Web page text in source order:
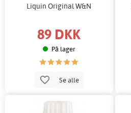
Liquin Original W&N
89 DKK
På lager
Se alle